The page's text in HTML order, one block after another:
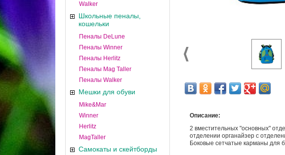
Walker
Школьные пеналы,
кошельки
Пеналы DeLune
Пеналы Winner
Пеналы Herlitz
Пеналы Mag Taller
Пеналы Walker
Мешки для обуви
Mike&Mar
Winner
Herlitz
MagTaller
Самокаты и скейтборды
Описание:
2 вместительных "основных"
отделении органайзер с
Боковые сетчатые карманы для